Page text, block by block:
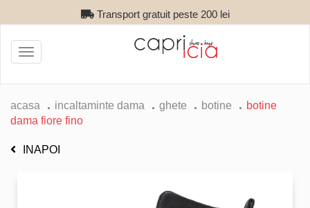
Transport gratuit peste 200 lei
Toggle
navigation
acasa incaltaminte dama ghete botine
botine
dama fiore fino
INAPOI